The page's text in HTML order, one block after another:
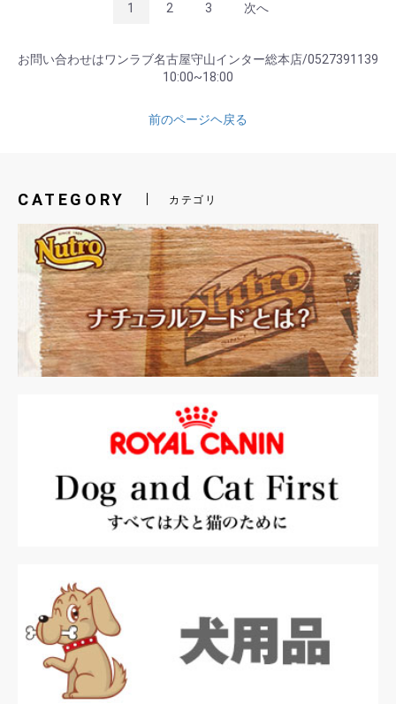
1 2 3 次へ
お問い合わせはワンラブ名古屋守山インター総本店/0527391139
10:00~18:00
前のページヘ戻る
CATEGORY カテゴリ